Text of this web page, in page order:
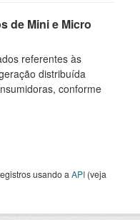
de Mini e Micro
referentes às
distribuída
conforme
usando a API (veja